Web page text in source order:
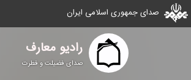
صدای جمهوری اسلامی ایران
رادیو معارف
صدای فضیلت و فطرت